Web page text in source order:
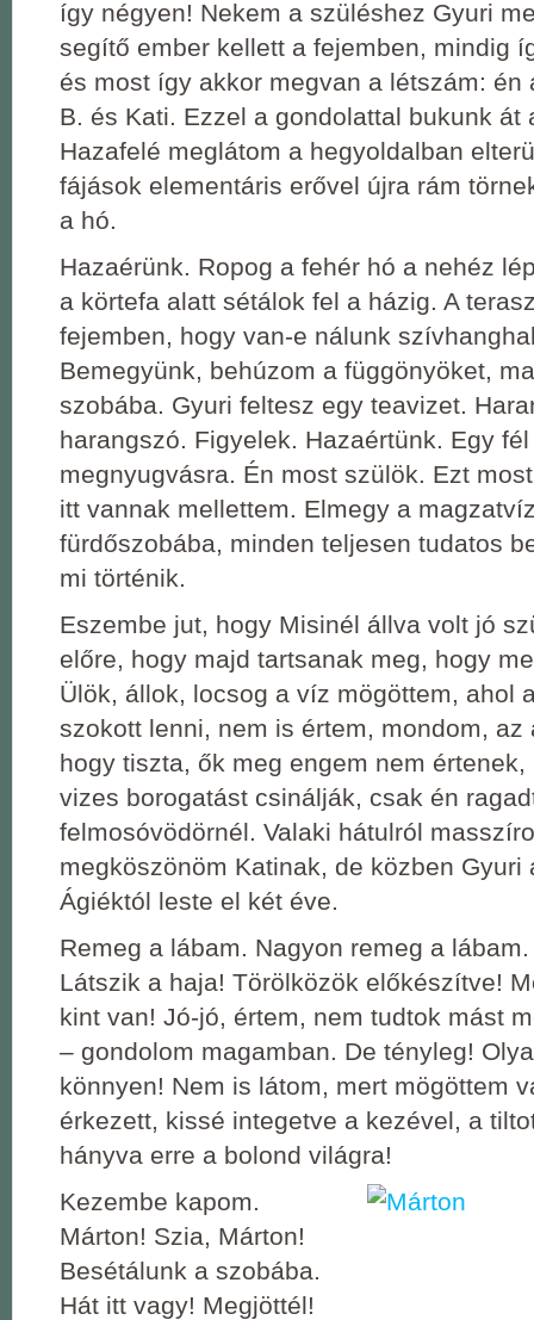
így négyen! Nekem a szüléshez Gyuri
segítő ember kellett a fejemben, mindig
és most így akkor megvan a létszám: én
B. és Kati. Ezzel a gondolattal bukunk át
Hazafelé meglátom a hegyoldalban
fájások elementáris erővel újra rám
a hó.
Hazaérünk. Ropog a fehér hó a nehéz
a körtefa alatt sétálok fel a házig. A
fejemben, hogy van-e nálunk
Bemegyünk, behúzom a függönyöket,
szobába. Gyuri feltesz egy teavizet.
harangszó. Figyelek. Hazaértünk. Egy
megnyugvásra. Én most szülök. Ezt
itt vannak mellettem. Elmegy a
fürdőszobába, minden teljesen tudatos
mi történik.
Eszembe jut, hogy Misinél állva volt jó
előre, hogy majd tartsanak meg, hogy
Ülök, állok, locsog a víz mögöttem, ahol
szokott lenni, nem is értem, mondom, az
hogy tiszta, ők meg engem nem
vizes borogatást csinálják, csak én
felmosóvödörnél. Valaki hátulról
megköszönöm Katinak, de közben Gyuri
Ágiéktól leste el két éve.
Remeg a lábam. Nagyon remeg a
Látszik a haja! Törölközök előkészítve!
kint van! Jó-jó, értem, nem tudtok mást
– gondolom magamban. De tényleg!
könnyen! Nem is látom, mert mögöttem
érkezett, kissé integetve a kezével, a
hányva erre a bolond világra!
Kezembe kapom.
Márton! Szia, Márton!
Besétálunk a szobába.
Hát itt vagy! Megjöttél!